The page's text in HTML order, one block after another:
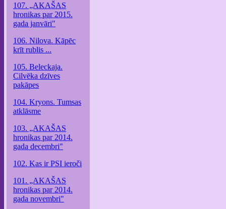
107. „AKAŠAS
hronikas par 2015.
gada janvāri"
106. Nilova. Kāpēc
krīt rublis ...
105. Beleckaja.
Cilvēka dzīves
pakāpes
104. Kryons. Tumsas
atklāsme
103. „AKAŠAS
hronikas par 2014.
gada decembri"
102. Kas ir PSI ieroči
101. „AKAŠAS
hronikas par 2014.
gada novembri"